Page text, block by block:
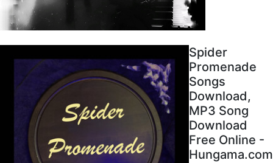
Spider
Promenade
Songs
Download,
MP3 Song
Download
Free Online -
Hungama.com